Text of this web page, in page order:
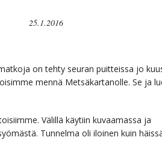
25.1.2016
on tehty seuran puitteissa jo
mennä Metsäkartanolle. Se ja
Välillä käytiin kuvaamassa ja
Tunnelma oli iloinen kuin